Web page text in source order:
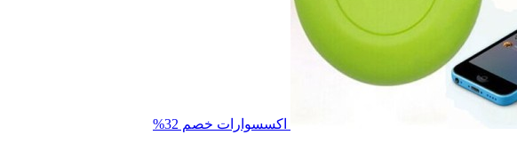
اكسسوارات خصم 32%